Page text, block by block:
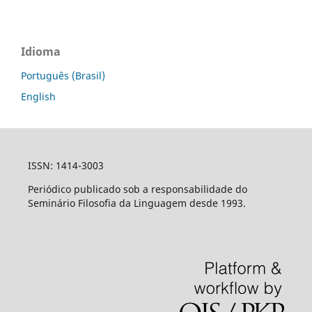
Idioma
Português (Brasil)
English
ISSN: 1414-3003
Periódico publicado sob a responsabilidade do
Seminário Filosofia da Linguagem desde 1993.